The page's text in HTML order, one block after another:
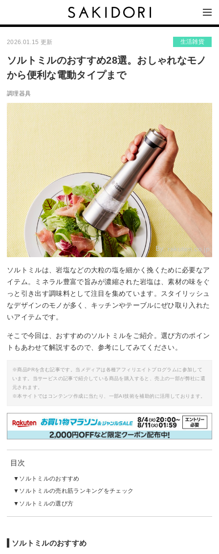
2026.01.15 更新 生活雑貨
ソルトミルのおすすめ28選。おしゃれなモノ
から便利な電動タイプまで
調理器具
By:rakuten.co.jp
ソルトミルは、岩塩などの大粒の塩を細かく挽くために必要なア
イテム。ミネラル豊富で旨みが濃縮された岩塩は、素材の味をぐ
っと引き出す調味料として注目を集めています。スタイリッシュ
なデザインのモノが多く、キッチンやテーブルにぜひ取り入れた
いアイテムです。
そこで今回は、おすすめのソルトミルをご紹介。選び方のポイン
トもあわせて解説するので、参考にしてみてください。
※商品PRを含む記事です。当メディアは各種アフィリエイトプログラムに参加して
います。当サービスの記事で紹介している商品を購入すると、売上の一部が弊社に還
元されます。
※本サイトではコンテンツ作成に当たり、一部AI技術を補助的に活用しております。
目次
ソルトミルのおすすめ
ソルトミルの売れ筋ランキングをチェック
ソルトミルの選び方
ソルトミルのおすすめ